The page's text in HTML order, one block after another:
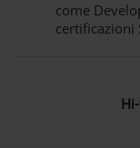
come
certificazioni